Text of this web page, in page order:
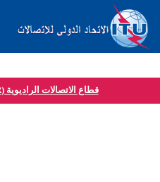
قطاع الاتصالات الراديوية (ITU-R)